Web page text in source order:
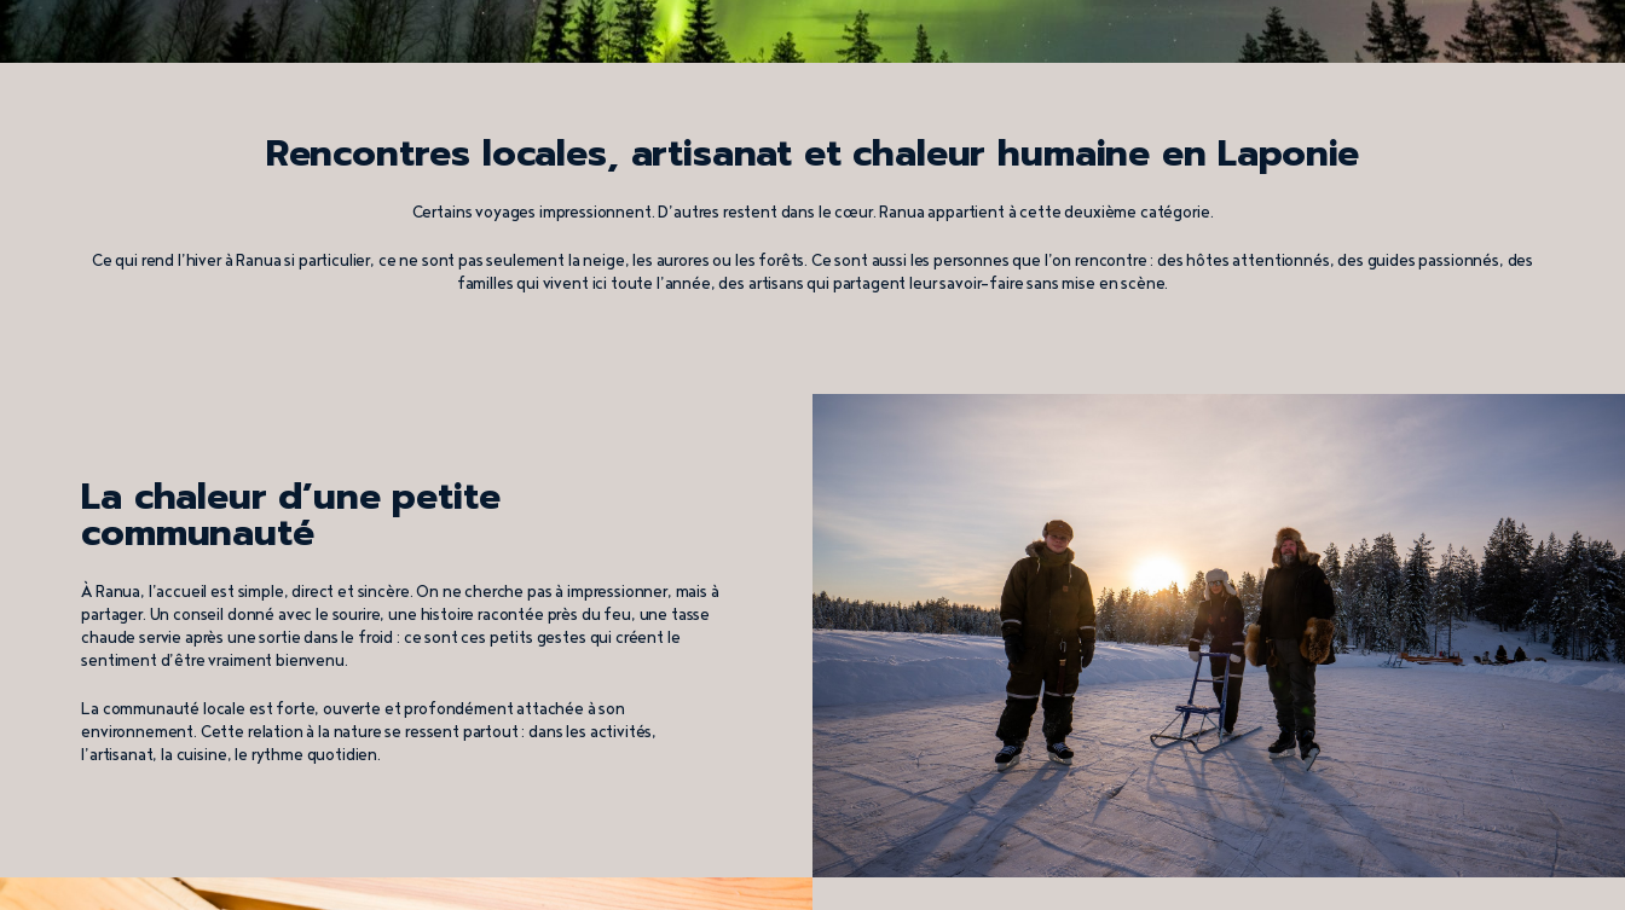
Rencontres locales, artisanat et chaleur humaine en Laponie
Certains voyages impressionnent. D’autres restent dans le cœur. Ranua appartient à cette deuxième catégorie.
Ce qui rend l’hiver à Ranua si particulier, ce ne sont pas seulement la neige, les aurores ou les forêts. Ce sont aussi les personnes que l’on rencontre : des hôtes attentionnés, des guides passionnés, des
familles qui vivent ici toute l’année, des artisans qui partagent leur savoir-faire sans mise en scène.
La chaleur d’une petite
communauté
À Ranua, l’accueil est simple, direct et sincère. On ne cherche pas à impressionner, mais à
partager. Un conseil donné avec le sourire, une histoire racontée près du feu, une tasse
chaude servie après une sortie dans le froid : ce sont ces petits gestes qui créent le
sentiment d’être vraiment bienvenu.
La communauté locale est forte, ouverte et profondément attachée à son
environnement. Cette relation à la nature se ressent partout : dans les activités,
l’artisanat, la cuisine, le rythme quotidien.